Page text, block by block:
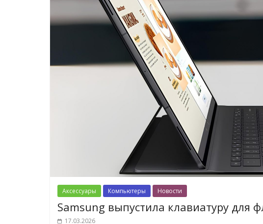
Аксессуары Компьютеры Новости
Samsung выпустила клавиатуру для
17.03.2026